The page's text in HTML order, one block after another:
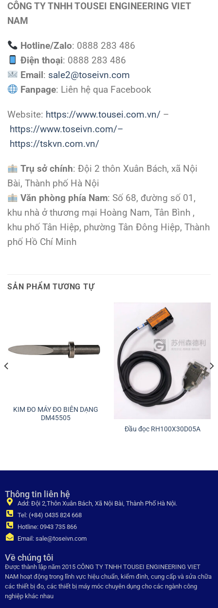
CÔNG TY TNHH TOUSEI ENGINEERING VIET
NAM
Hotline/Zalo: 0888 283 486
Điện thoại: 0888 283 486
Email: sale2@toseivn.com
Fanpage: Liên hệ qua Facebook
Website: https://www.tousei.com.vn/ –
https://www.toseivn.com/–
https://tskvn.com.vn/
Trụ sở chính: Đội 2 thôn Xuân Bách, xã Nội
Bài, Thành phố Hà Nội
Văn phòng phía Nam: Số 68, đường số 01,
khu nhà ở thương mại Hoàng Nam, Tân Bình ,
khu phố Tân Hiệp, phường Tân Đông Hiệp, Thành
phố Hồ Chí Minh
SẢN PHẨM TƯƠNG TỰ
KIM ĐO MÁY ĐO BIÊN DẠNG
DM45505
Đầu đọc RH100X30D05A
Thông tin liên hệ
Add: Đội 2,Thôn Xuân Bách, Xã Nội Bài, Thành Phố Hà Nội.
Tel: (+84) 0435 824 668
Hotline: 0943 735 866
Email: sale@toseivn.com
Về chúng tôi
Được thành lập năm 2015 CÔNG TY TNHH TOUSEI ENGINEERING VIET
NAM hoạt động trong lĩnh vực hiệu chuẩn, kiểm đinh, cung cấp và sửa chữa
các thiết bị đo, các thiết bị máy móc chuyên dụng cho các ngành công
nghiệp khác nhau